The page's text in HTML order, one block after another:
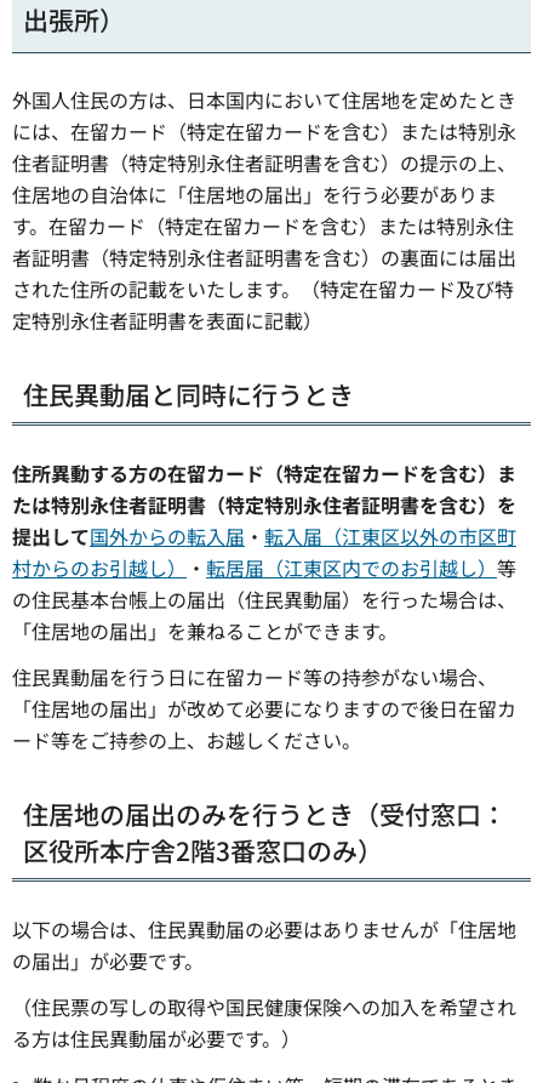
出張所）
外国人住民の方は、日本国内において住居地を定めたとき
には、在留カード（特定在留カードを含む）または特別永
住者証明書（特定特別永住者証明書を含む）の提示の上、
住居地の自治体に「住居地の届出」を行う必要がありま
す。在留カード（特定在留カードを含む）または特別永住
者証明書（特定特別永住者証明書を含む）の裏面には届出
された住所の記載をいたします。（特定在留カード及び特
定特別永住者証明書を表面に記載）
住民異動届と同時に行うとき
住所異動する方の在留カード（特定在留カードを含む）ま
たは特別永住者証明書（特定特別永住者証明書を含む） を
提出して国外からの転入届 ・ 転入届（江東区以外の市区町
村からのお引越し）
・ 転居届（江東区内でのお引越し） 等
の住民基本台帳上の届出（住民異動届）を行った場合は、
「住居地の届出」を兼ねることができます。
住民異動届を行う日に在留カード等の持参がない場合、
「住居地の届出」が改めて必要になりますので後日在留カ
ード等をご持参の上、お越しください。
住居地の届出のみを行うとき（受付窓口：
区役所本庁舎2階3番窓口のみ）
以下の場合は、住民異動届の必要はありませんが「住居地
の届出」が必要です。
（住民票の写しの取得や国民健康保険への加入を希望され
る方は住民異動届が必要です。）